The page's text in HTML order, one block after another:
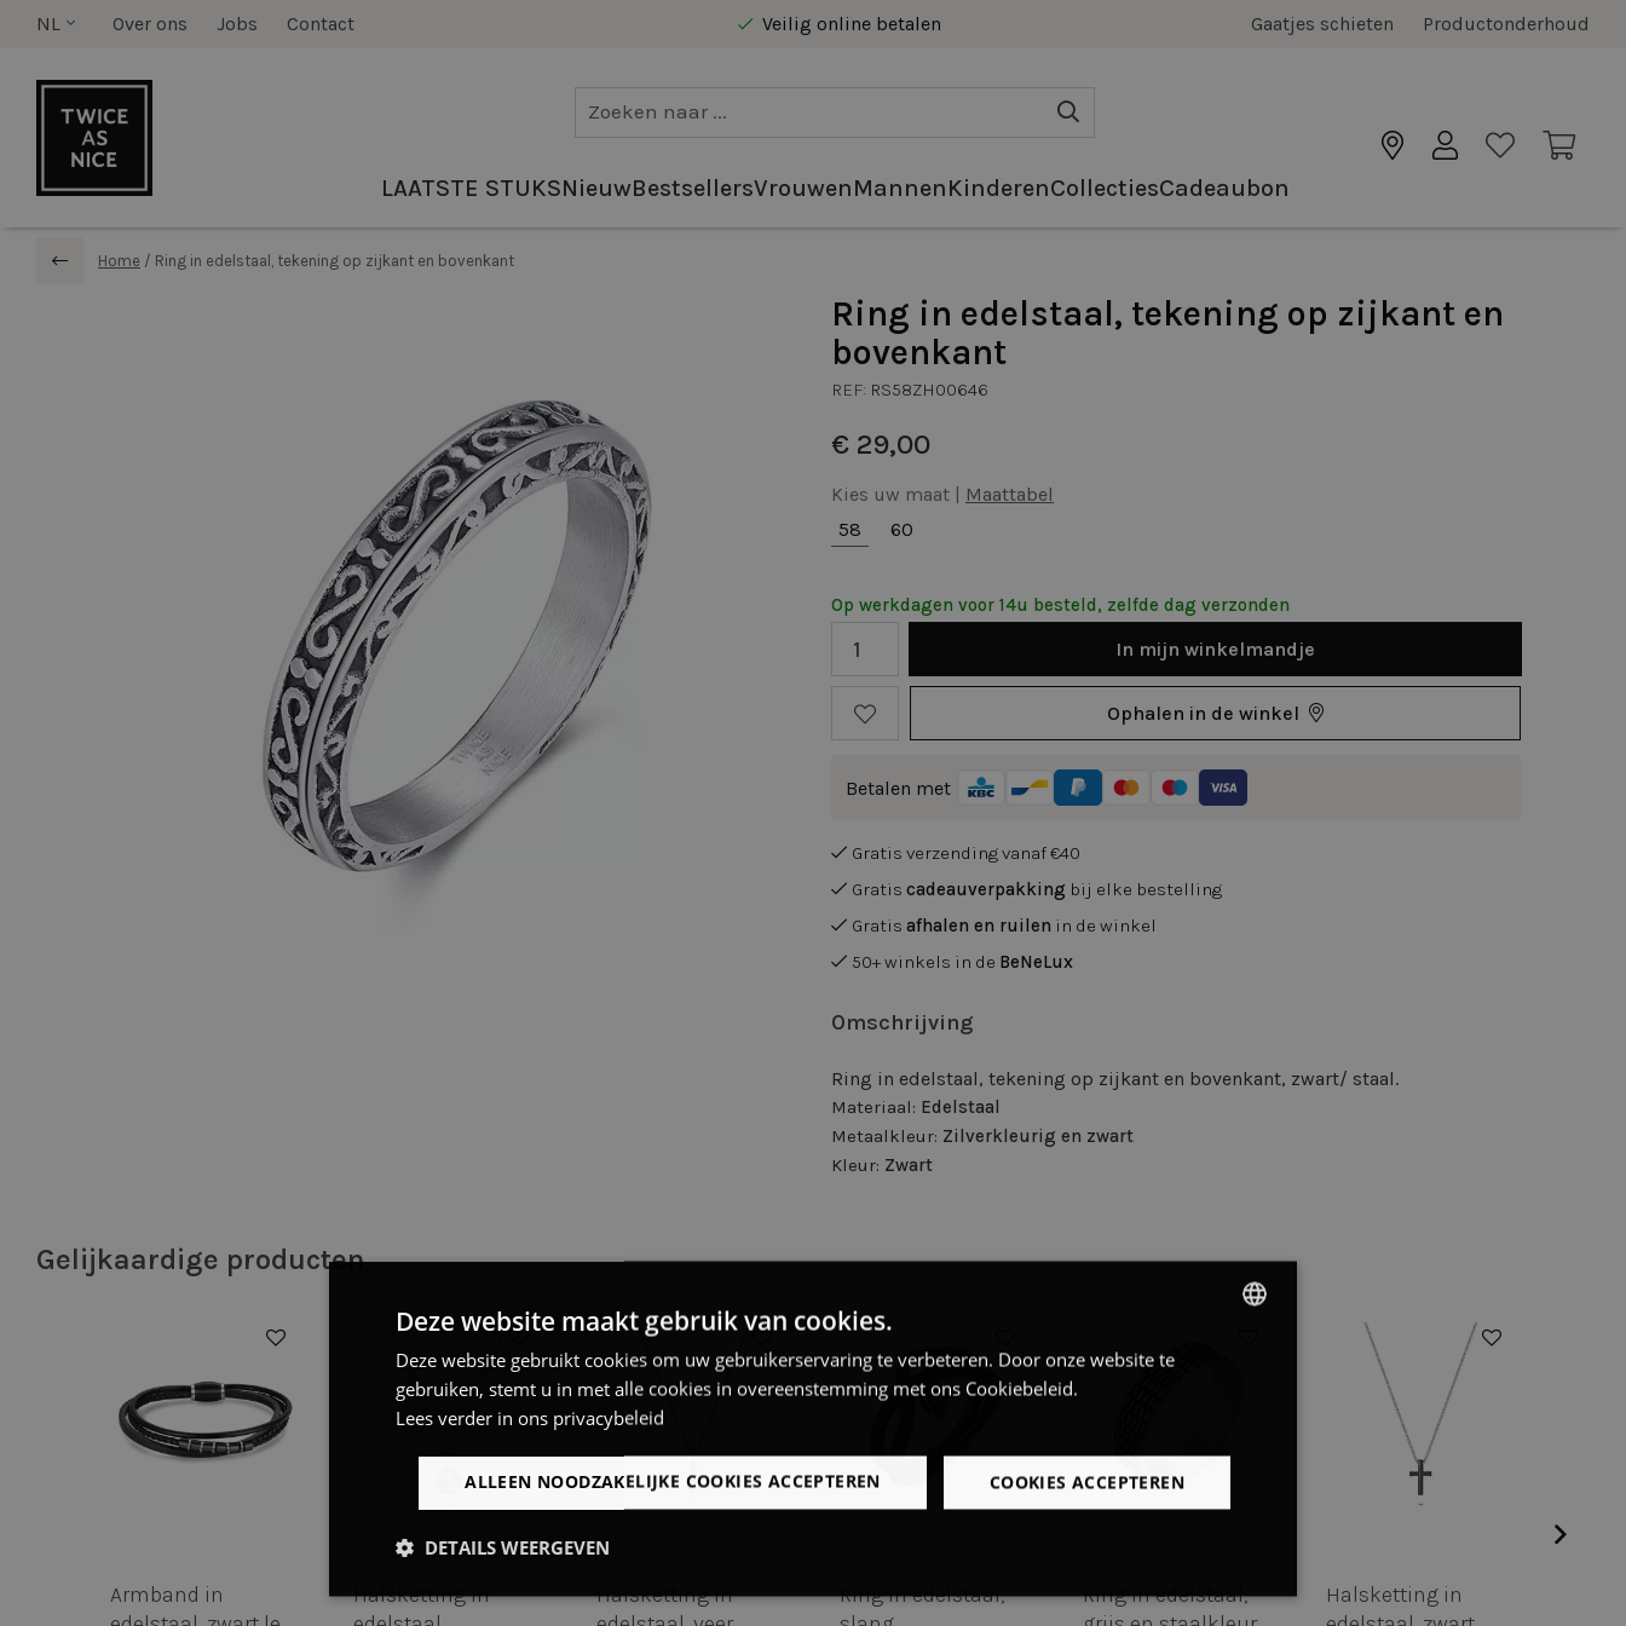
NL Over ons Jobs Contact
Veilig online betalen
Gaatjes schieten Productonderhoud
LAATSTE STUKSNieuwBestsellersVrouwenMannenKinderenCollectiesCadeaubon
Home / Ring in edelstaal, tekening op zijkant en bovenkant
Ring in edelstaal, tekening op zijkant en
bovenkant
REF: RS58ZH00646
€ 29,00
Kies uw maat | Maattabel
58
60
Op werkdagen voor 14u besteld, zelfde dag verzonden
In mijn winkelmandje
Ophalen in de winkel
Betalen met
Gratis verzending vanaf €40
Gratis cadeauverpakking bij elke bestelling
Gratis afhalen en ruilen in de winkel
50+ winkels in de BeNeLux
Omschrijving
Ring in edelstaal, tekening op zijkant en bovenkant, zwart/ staal.
Materiaal: Edelstaal
Metaalkleur: Zilverkleurig en zwart
Kleur: Zwart
Gelijkaardige producten
Oorbellen in
50%
Oorbellen in
Halsketting in
Ring in edelstaal,
Halsketting in
Halsketting in
Deze website maakt gebruik van cookies.
Deze website gebruikt cookies om uw gebruikerservaring te verbeteren. Door onze website te
gebruiken, stemt u in met alle cookies in overeenstemming met ons Cookiebeleid.
Lees verder in ons privacybeleid
COOKIES ACCEPTEREN
ALLEEN NOODZAKELIJKE COOKIES ACCEPTEREN
DETAILS WEERGEVEN
Strikt
noodzakelijk
Prestatie Targeting Functioneel
Niet-
geclassificeerd